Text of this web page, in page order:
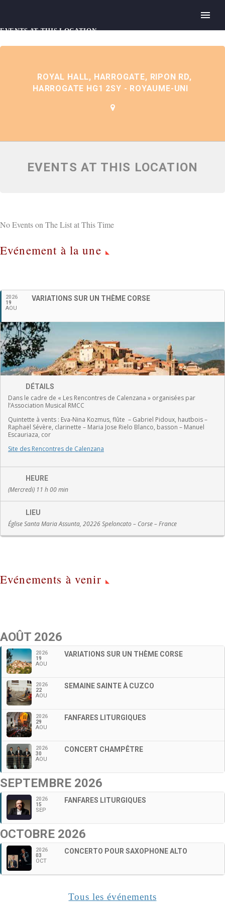
Français
EVENTS AT THIS LOCATION
ROYAL HALL, HARROGATE, RIPON RD,
HARROGATE HG1 2SY - ROYAUME-UNI
EVENTS AT THIS LOCATION
No Events on The List at This Time
Evénement à la une
2026
19
AOU
VARIATIONS SUR UN THÈME CORSE
DÉTAILS
Dans le cadre de « Les Rencontres de Calenzana » organisées par
l’Association Musical RMCC
Quintette à vents : Eva-Nina Kozmus, flûte – Gabriel Pidoux, hautbois –
Raphaël Sévère, clarinette – Maria Jose Rielo Blanco, basson – Manuel
Escauriaza, cor
Site des Rencontres de Calenzana
HEURE
(Mercredi) 11 h 00 min
LIEU
Église Santa Maria Assunta, 20226 Speloncato – Corse – France
Evénements à venir
AOÛT 2026
2026
19
AOU
VARIATIONS SUR UN THÈME CORSE
2026
22
AOU
SEMAINE SAINTE À CUZCO
2026
29
AOU
FANFARES LITURGIQUES
2026
30
AOU
CONCERT CHAMPÊTRE
SEPTEMBRE 2026
2026
15
SEP
FANFARES LITURGIQUES
OCTOBRE 2026
2026
03
OCT
CONCERTO POUR SAXOPHONE ALTO
Tous les événements